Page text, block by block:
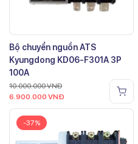
Bộ chuyển nguồn ATS
Kyungdong KD06-F301A 3P
100A
10.000.000VNĐ
6.900.000 VNĐ
-37%